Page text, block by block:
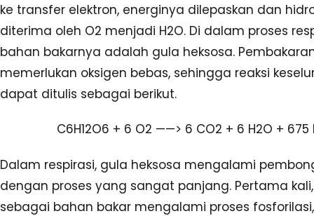
ke transfer elektron, energinya dilepaskan dan
diterima oleh O2 menjadi H2O. Di dalam proses
bahan bakarnya adalah gula heksosa.
memerlukan oksigen bebas, sehingga reaksi
dapat ditulis sebagai berikut.
C6H12O6 + 6 O2 ——> 6 CO2 + 6 H2O + 675
Dalam respirasi, gula heksosa mengalami
dengan proses yang sangat panjang. Pertama
sebagai bahan bakar mengalami proses